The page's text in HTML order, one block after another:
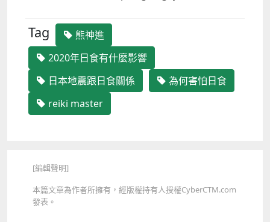
Tag
熊神進
2020年日食有什麼影響
日本地震跟日食關係
為何害怕日食
reiki master
[編輯聲明]
本篇文章為作者所擁有，經版權持有人授權CyberCTM.com
發表。